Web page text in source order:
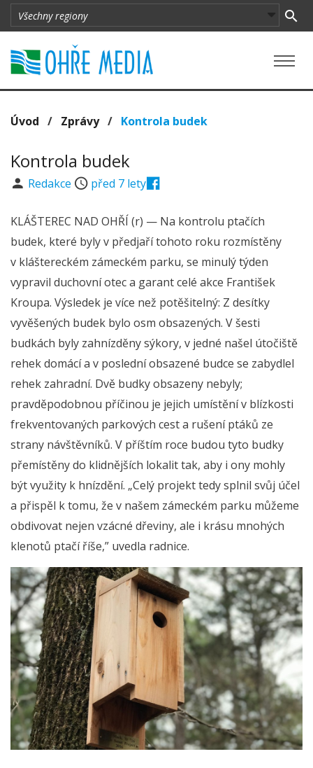
Úvod / Zprávy/ Kontrola budek
Kontrola budek
Redakce před 7 lety
KLÁŠTEREC NAD OHŘÍ (r) — Na kontrolu ptačích
budek, které byly v předjaří tohoto roku rozmístěny
v kláštereckém zámeckém parku, se minulý týden
vypravil duchovní otec a garant celé akce František
Kroupa. Výsledek je více než potěšitelný: Z desítky
vyvěšených budek bylo osm obsazených. V šesti
budkách byly zahnízděny sýkory, v jedné našel útočiště
rehek domácí a v poslední obsazené budce se zabydlel
rehek zahradní. Dvě budky obsazeny nebyly;
pravděpodobnou příčinou je jejich umístění v blízkosti
frekventovaných parkových cest a rušení ptáků ze
strany návštěvníků. V příštím roce budou tyto budky
přemístěny do klidnějších lokalit tak, aby i ony mohly
být využity k hnízdění. „Celý projekt tedy splnil svůj účel
a přispěl k tomu, že v našem zámeckém parku můžeme
obdivovat nejen vzácné dřeviny, ale i krásu mnohých
klenotů ptačí říše,” uvedla radnice.